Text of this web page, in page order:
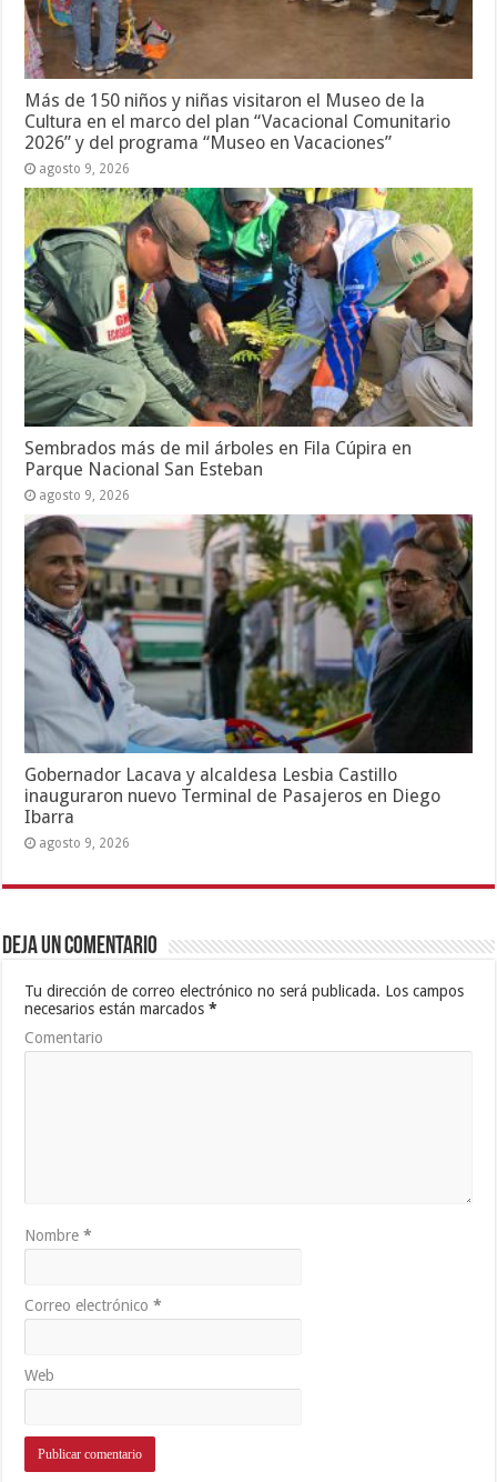
Más de 150 niños y niñas visitaron el Museo de la
Cultura en el marco del plan “Vacacional Comunitario
2026” y del programa “Museo en Vacaciones”
agosto 9, 2026
Sembrados más de mil árboles en Fila Cúpira en
Parque Nacional San Esteban
agosto 9, 2026
Gobernador Lacava y alcaldesa Lesbia Castillo
inauguraron nuevo Terminal de Pasajeros en Diego
Ibarra
agosto 9, 2026
Deja un comentario
Tu dirección de correo electrónico no será publicada. Los campos
necesarios están marcados*
Comentario
Nombre*
Correo electrónico*
Web